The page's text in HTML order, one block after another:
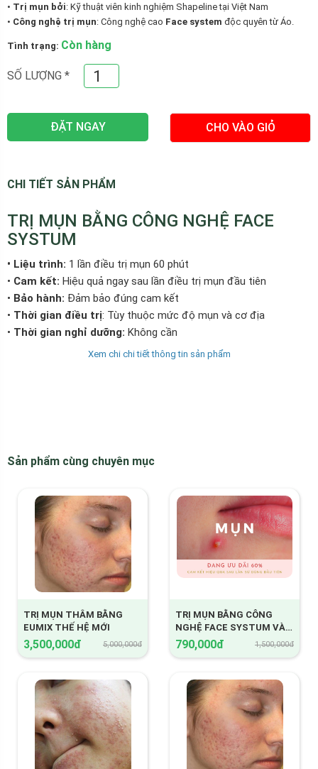
• Trị mụn bởi: Kỹ thuật viên kinh nghiệm Shapeline tại Việt Nam
• Công nghệ trị mụn: Công nghệ cao Face system độc quyên từ Áo.
Tình trạng: Còn hàng
SỐ LƯỢNG *
ĐẶT NGAY CHO VÀO GIỎ
CHI TIẾT SẢN PHẨM
TRỊ MỤN BẰNG CÔNG NGHỆ FACE
SYSTUM
• Liệu trình: 1 lần điều trị mụn 60 phút
• Cam kết: Hiệu quả ngay sau lần điều trị mụn đầu tiên
• Bảo hành: Đảm bảo đúng cam kết
• Thời gian điều trị: Tùy thuộc mức độ mụn và cơ địa
• Thời gian nghỉ dưỡng: Không cần
Không quá đau
từ Áo.
Trị mụn bằng công nghệ cao Face system là một phương pháp
mới nhất được shapeline độc quyền đưa vào ứng dụng trong
thời gian gần đây để thay thế các cách trị mụn trước đây do
kem hiệu quả, thiếu an toàn, sung viêm và để lại sẹo thâm... Với
cách trị mụn bằng Face system này đến nay được xem là giải
pháp tối ưu nhất đem lại kết quả cao, an toàn, mà không có bất
kỳ mọi rủi ro. Dưới đây là những gì nhìn thấy về cách trị mụn
bằng Face system cho mỗi loại mụn khác nhau.
Mụn là gì?
đến quá trình sản xuất tuyến nhờn và hình thành dưới làn da khi
nang chân lông bị tắc nghẽn, có sự tham gia của các vi khuẩn và
được hiện lên bề mặt da nhìn thấy rõ hoặc mờ, có thể nổi lên da
hoặc đang ẩn dưới da dưới dạng nốt, có thể sưng đỏ, viêm hoặc
không, có thể đau hoặc không đau..
Xem chi chi tiết thông tin sản phẩm
Sản phẩm cùng chuyên mục
TRỊ MỤN THÂM BẰNG
EUMIX THẾ HỆ MỚI
3,500,000đ 5,000,000đ
TRỊ MỤN BẰNG CÔNG
NGHỆ FACE SYSTUM VÀ
ÁNH SÁNG NANO
790,000đ 1,500,000đ